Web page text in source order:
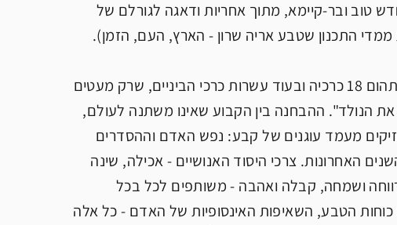
עולם חדש טוב ובר-קיימא, מתוך אחריות ודאגה לגורלם של
התכנון שטבע אריה שרון - הארץ, העם, הזמן).
הרבה זרמים תת-קרקעיים יש בה בתכנית 2020 אשר אבדו להם בתהום 18 כרכיה ובעוד עשרות כרכי הביניים, שרק מעטים
הנולד". ההבחנה בין הקבוע שאינו משתנה לעולם,
מעמד עוגנים של קבע: נפש האדם וההסדרים
האחרונות. צרכי היסוד האנושיים - אכילה, שינה
רווחה ושמחה, קבלה ואהבה - משותפים לכל בכל
הטבע, השאיפות האינסופיות של האדם - כל אלה